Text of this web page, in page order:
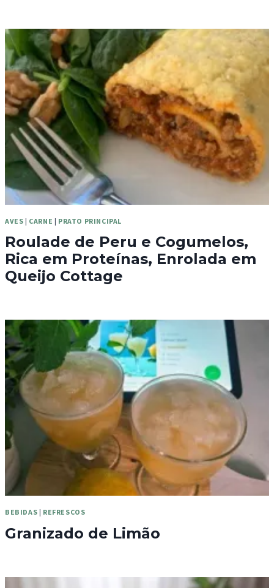
AVES | CARNE | PRATO PRINCIPAL
Roulade de Peru e Cogumelos,
Rica em Proteínas, Enrolada em
Queijo Cottage
BEBIDAS | REFRESCOS
Granizado de Limão